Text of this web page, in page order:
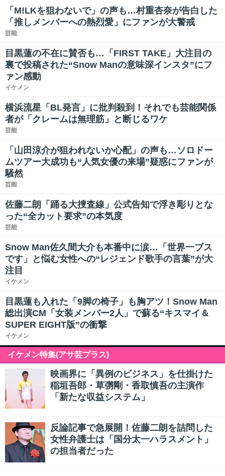
「M!LKを狙わないで」の声も…村重杏奈が告白した
「推しメンバーへの熱烈愛」にファンが大警戒
芸能
目黒蓮の不在に賛否も…「FIRST TAKE」大注目の
裏で投稿された“Snow Manの意味深インスタ”にフ
ァン感動
イケメン
横浜流星「BL発言」に批判殺到！それでも芸能関係
者が「クレームは無理筋」と断じるワケ
芸能
「山田涼介が狙われないか心配」の声も…ソロドー
ムツアー大成功も“人気女優の来場”疑惑にファンが
騒然
芸能
佐藤二朗「踊る大捜査線」公式告知で浮き彫りとな
った“全カット要求”の本気度
芸能
Snow Man佐久間大介も本番中に涙…「世界一ブス
です」と悩む女性への“レジェンド歌手の言葉”が大
注目
イケメン
目黒蓮も入れた「9脚の椅子」も胸アツ！Snow Man
総出演CM「女装メンバー2人」で蘇る“キスマイ＆
SUPER EIGHT版”の衝撃
イケメン
イケメン特集(アサ芸プラス)
映画界に「異例のビジネス」を仕掛けた
稲垣吾郎・草彅剛・香取慎吾の主演作
「新たな収益システム」
反論記事で急展開！佐藤二朗を詰問した
女性弁護士は「国分太一ハラスメント」
の担当者だった